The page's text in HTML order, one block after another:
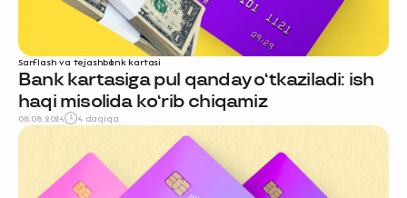
Sarflash va tejashbank kartasi
Bank kartasiga pul qanday o‘tkaziladi: ish
haqi misolida ko‘rib chiqamiz
08.08.2024 4 daqiqa